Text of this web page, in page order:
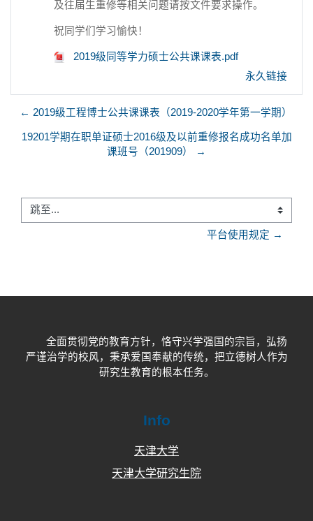
及往届生重修等相关问题请按文件要求操作。
祝同学们学习愉快！
2019级同等学力硕士公共课课表.pdf
永久链接
← 2019级工程博士公共课课表（2019-2020学年第一学期）
19201学期在职单证硕士2016级及以前重修报名成功名单加
课班号（201909） →
跳至...
平台使用规定 →
全面贯彻党的教育方针，恪守兴学强国的宗旨，弘扬
严谨治学的校风，秉承爱国奉献的传统，把立德树人作为
研究生教育的根本任务。
Info
天津大学
天津大学研究生院